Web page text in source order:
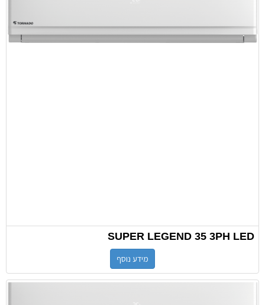
SUPER LEGEND 35 3PH LED
מידע נוסף